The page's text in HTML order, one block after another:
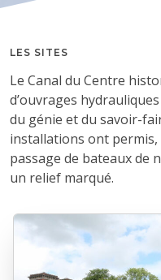
LES SITES
Le Canal du Centre
d’ouvrages
du génie et du savoir-
installations ont permis,
passage de bateaux de
un relief marqué.